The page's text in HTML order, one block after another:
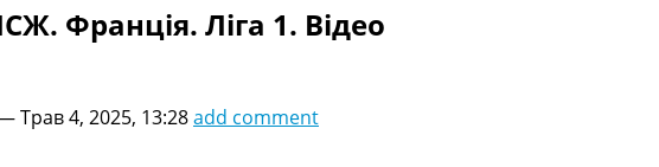
Франція. Ліга 1. Відео
Трав 4, 2025, 13:28add comment